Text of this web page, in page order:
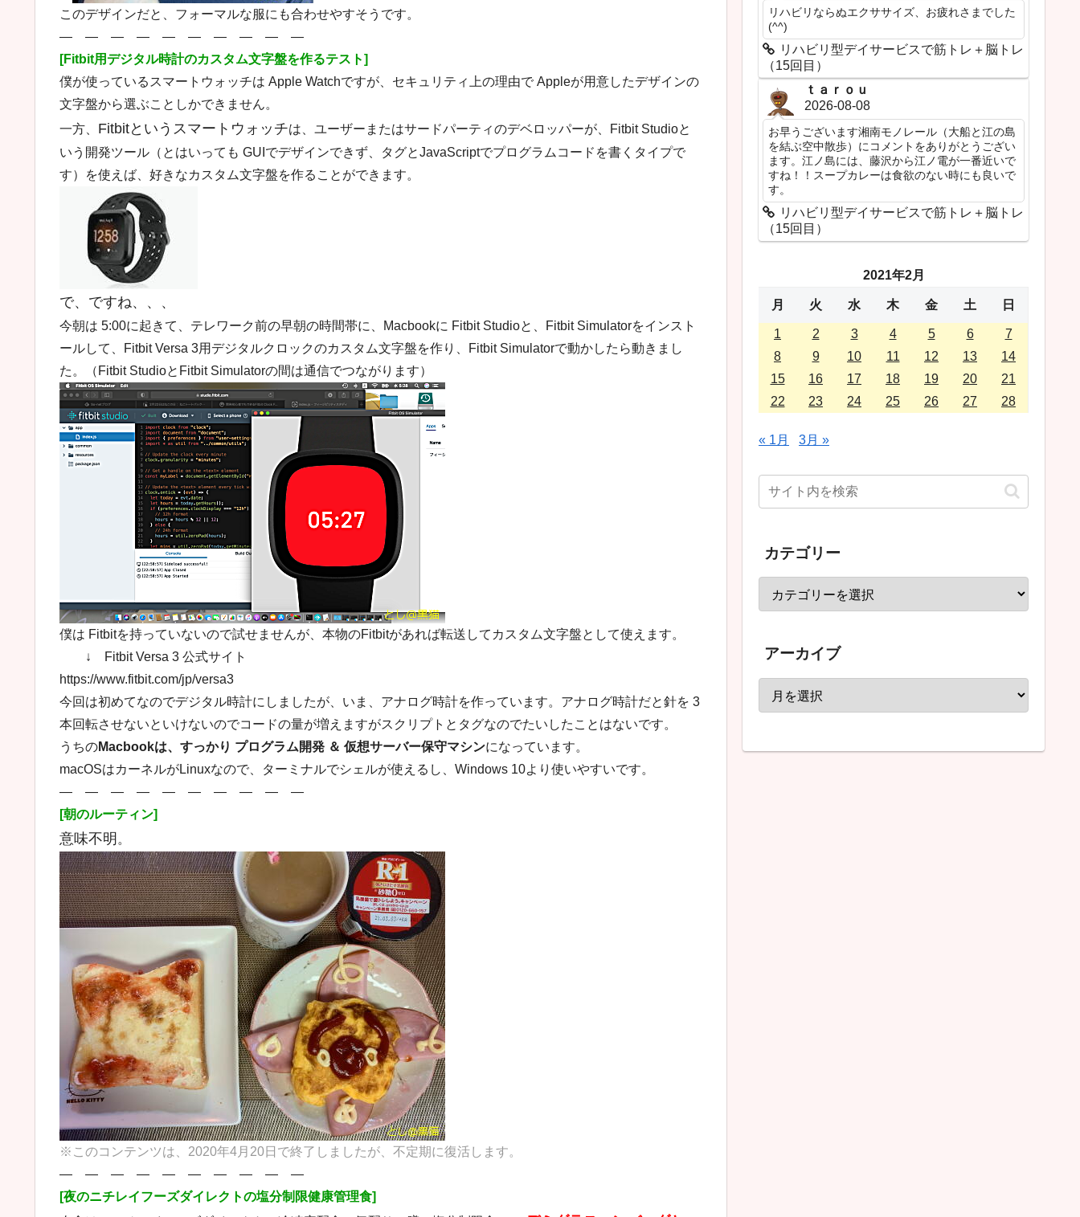
このデザインだと、フォーマルな服にも合わせやすそうです。
― ― ― ― ― ― ― ― ― ―
[Fitbit用デジタル時計のカスタム文字盤を作るテスト]
僕が使っているスマートウォッチは Apple Watchですが、セキュリティ上の理由で Appleが用意したデザインの
文字盤から選ぶことしかできません。
一方、 Fitbitというスマートウォッチは、ユーザーまたはサードパーティのデベロッパーが、Fitbit Studioと
いう開発ツール（とはいっても GUIでデザインできず、タグとJavaScriptでプログラムコードを書くタイプで
す）を使えば、好きなカスタム文字盤を作ることができます。
で、ですね、、、
今朝は 5:00に起きて、テレワーク前の早朝の時間帯に、Macbookに Fitbit Studioと、Fitbit Simulatorをインスト
ールして、Fitbit Versa 3用デジタルクロックのカスタム文字盤を作り、Fitbit Simulatorで動かしたら動きまし
た。（Fitbit StudioとFitbit Simulatorの間は通信でつながります）
僕は Fitbitを持っていないので試せませんが、本物のFitbitがあれば転送してカスタム文字盤として使えます。
↓ Fitbit Versa 3 公式サイト
https://www.fitbit.com/jp/versa3
今回は初めてなのでデジタル時計にしましたが、いま、アナログ時計を作っています。アナログ時計だと針を 3
本回転させないといけないのでコードの量が増えますがスクリプトとタグなのでたいしたことはないです。
うちのMacbookは、すっかり プログラム開発 ＆ 仮想サーバー保守マシンになっています。
macOSはカーネルがLinuxなので、ターミナルでシェルが使えるし、Windows 10より使いやすいです。
― ― ― ― ― ― ― ― ― ―
[朝のルーティン]
意味不明 。
※このコンテンツは、2020年4月20日で終了しましたが、不定期に復活します。
― ― ― ― ― ― ― ― ― ―
[夜のニチレイフーズダイレクトの塩分制限健康管理食]
リハビリならぬエクササイズ、お疲れさまでした
(^^)
リハビリ型デイサービスで筋トレ＋脳トレ
（15回目）
ｔａｒｏｕ
2026-08-08
お早うございます湘南モノレール（大船と江の島
を結ぶ空中散歩）にコメントをありがとうござい
ます。江ノ島には、藤沢から江ノ電が一番近いで
すね！！スープカレーは食欲のない時にも良いで
す。
リハビリ型デイサービスで筋トレ＋脳トレ
（15回目）
2021年2月
月 火 水 木 金 土 日
1 2 3 4 5 6
7
8
9 10 11 12 13
14
15
16 17 18 19 20
21
22
23 24 25 26 27 28
« 1月 3月 »
カテゴリー
アーカイブ